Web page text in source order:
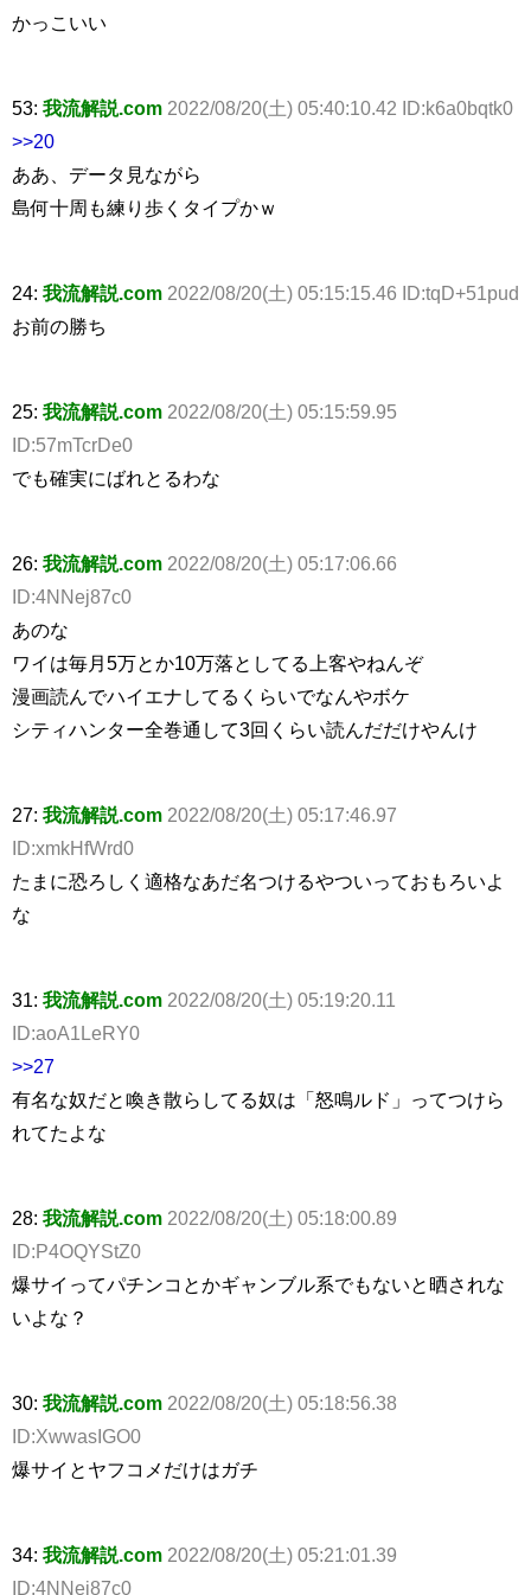
かっこいい
53: 我流解説.com 2022/08/20(土) 05:40:10.42 ID:k6a0bqtk0
>>20
ああ、データ見ながら
島何十周も練り歩くタイプかｗ
24: 我流解説.com 2022/08/20(土) 05:15:15.46 ID:tqD+51pud
お前の勝ち
25: 我流解説.com 2022/08/20(土) 05:15:59.95
ID:57mTcrDe0
でも確実にばれとるわな
26: 我流解説.com 2022/08/20(土) 05:17:06.66
ID:4NNej87c0
あのな
ワイは毎月5万とか10万落としてる上客やねんぞ
漫画読んでハイエナしてるくらいでなんやボケ
シティハンター全巻通して3回くらい読んだだけやんけ
27: 我流解説.com 2022/08/20(土) 05:17:46.97
ID:xmkHfWrd0
たまに恐ろしく適格なあだ名つけるやついっておもろいよ
な
31: 我流解説.com 2022/08/20(土) 05:19:20.11
ID:aoA1LeRY0
>>27
有名な奴だと喚き散らしてる奴は「怒鳴ルド」ってつけら
れてたよな
28: 我流解説.com 2022/08/20(土) 05:18:00.89
ID:P4OQYStZ0
爆サイってパチンコとかギャンブル系でもないと晒されな
いよな？
30: 我流解説.com 2022/08/20(土) 05:18:56.38
ID:XwwasIGO0
爆サイとヤフコメだけはガチ
34: 我流解説.com 2022/08/20(土) 05:21:01.39
ID:4NNej87c0